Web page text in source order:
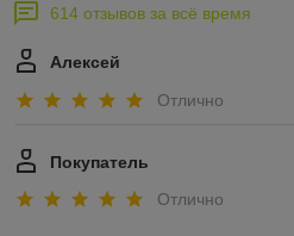
614 отзывов за всё время
Алексей
Отлично
Покупатель
Отлично